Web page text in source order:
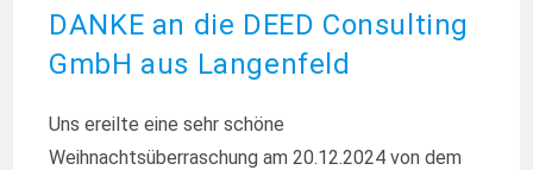
DANKE an die DEED Consulting
GmbH aus Langenfeld
Uns ereilte eine sehr schöne
Weihnachtsüberraschung am 20.12.2024 von dem